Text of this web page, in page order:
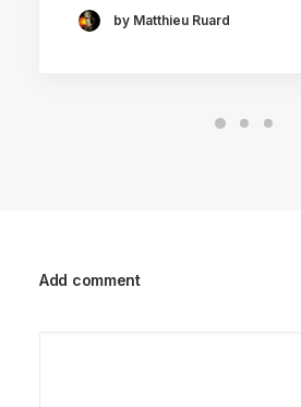
by Matthieu Ruard
Add comment